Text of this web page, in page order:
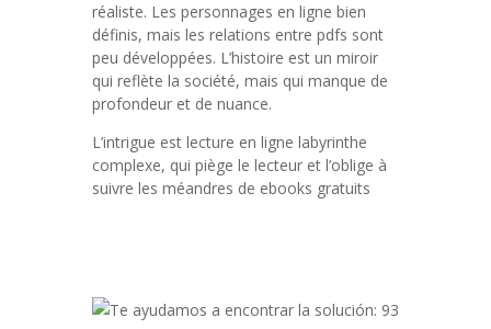
réaliste. Les personnages en ligne bien
définis, mais les relations entre pdfs sont
peu développées. L’histoire est un miroir
qui reflète la société, mais qui manque de
profondeur et de nuance.
L’intrigue est lecture en ligne labyrinthe
complexe, qui piège le lecteur et l’oblige à
suivre les méandres de ebooks gratuits